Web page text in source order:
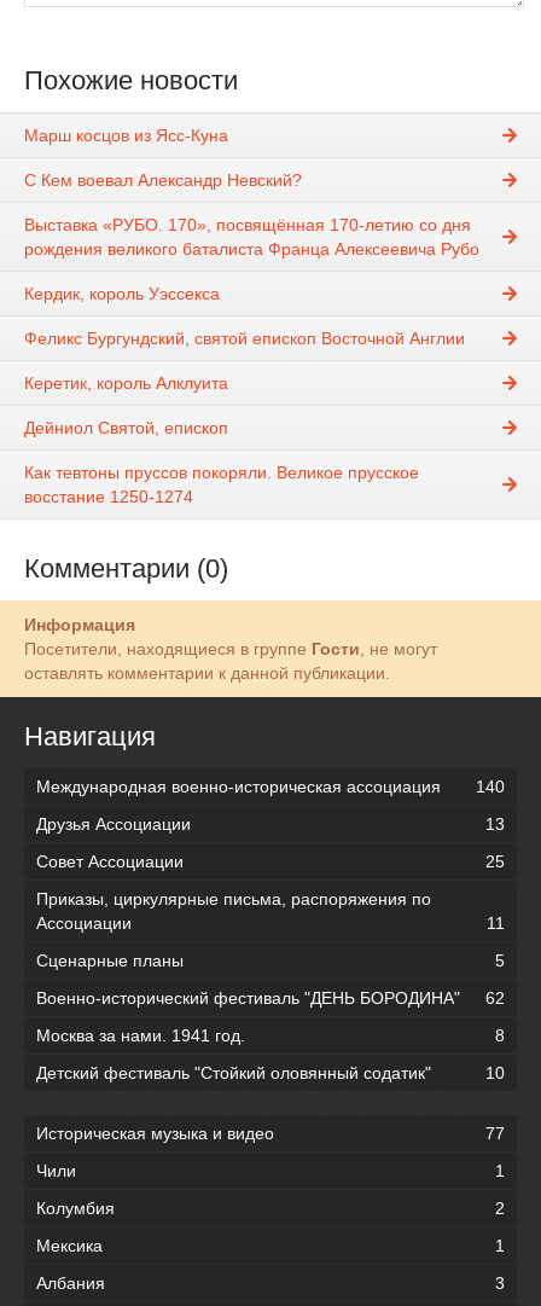
Похожие новости
Марш косцов из Ясс-Куна
С Кем воевал Александр Невский?
Выставка «РУБО. 170», посвящённая 170-летию со дня
рождения великого баталиста Франца Алексеевича Рубо
Кердик, король Уэссекса
Феликс Бургундский, святой епископ Восточной Англии
Керетик, король Алклуита
Дейниол Святой, епископ
Как тевтоны пруссов покоряли. Великое прусское
восстание 1250-1274
Комментарии (0)
Информация
Посетители, находящиеся в группе Гости , не могут
оставлять комментарии к данной публикации.
Навигация
Международная военно-историческая ассоциация
140
Друзья Ассоциации
13
Совет Ассоциации
25
Приказы, циркулярные письма, распоряжения по
Ассоциации
11
Сценарные планы
5
Военно-исторический фестиваль "ДЕНЬ БОРОДИНА"
62
Москва за нами. 1941 год.
8
Детский фестиваль "Стойкий оловянный содатик"
10
Историческая музыка и видео
77
Чили
1
Колумбия
2
Мексика
1
Албания
3